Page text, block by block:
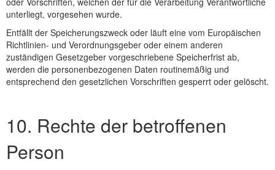
unterliegt, vorgesehen wurde.
Entfällt der Speicherungszweck oder läuft eine vom Europäischen
Richtlinien- und Verordnungsgeber oder einem anderen
zuständigen Gesetzgeber vorgeschriebene Speicherfrist ab,
werden die personenbezogenen Daten routinemäßig und
entsprechend den gesetzlichen Vorschriften gesperrt oder gelöscht.
10. Rechte der betroffenen
Person